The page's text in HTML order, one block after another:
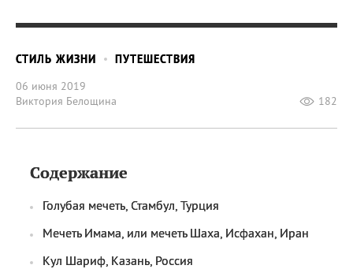
СТИЛЬ ЖИЗНИ
ПУТЕШЕСТВИЯ
06 июня 2019
Виктория Белощина
182
Содержание
Голубая мечеть, Стамбул, Турция
Мечеть Имама, или мечеть Шаха, Исфахан, Иран
Кул Шариф, Казань, Россия